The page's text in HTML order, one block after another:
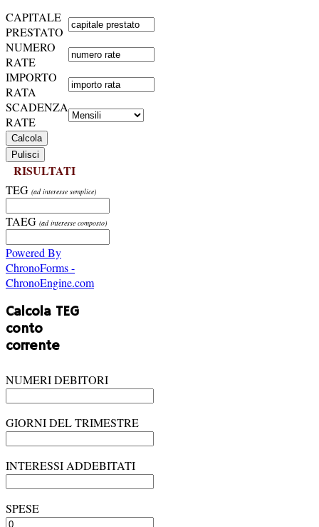
CAPITALE
PRESTATO
NUMERO
RATE
IMPORTO
RATA
SCADENZA
RATE
RISULTATI
TEG (ad interesse semplice)
TAEG (ad interesse composto)
Powered By
ChronoForms -
ChronoEngine.com
Calcola TEG
conto
corrente
NUMERI DEBITORI
GIORNI DEL TRIMESTRE
INTERESSI ADDEBITATI
SPESE